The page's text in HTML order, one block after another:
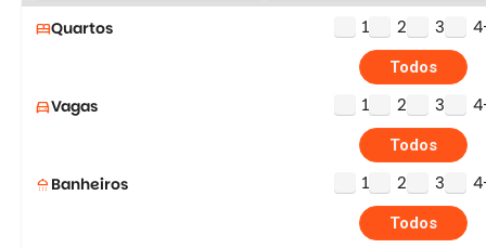
bedQuartos 1 2 3
Todos
directions_carVagas 1 2 3
Todos
shower Banheiros 1 2 3
Todos